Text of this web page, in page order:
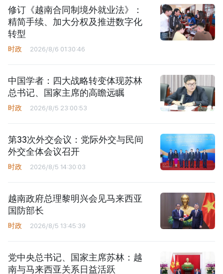
修订《越南合同制境外就业法》：
精简手续、加大分权及推进数字化
转型
时政 2026/8/6 01:30:46
中国学者：四大战略转变体现苏林
总书记、国家主席的高瞻远瞩
时政 2026/8/5 23:00:53
第33次外交会议：党际外交与民间
外交全体会议召开
时政 2026/8/5 14:30:03
越南政府总理黎明兴会见马来西亚
国防部长
时政 2026/8/5 13:45:39
党中央总书记、国家主席苏林：越
南与马来西亚关系日益活跃